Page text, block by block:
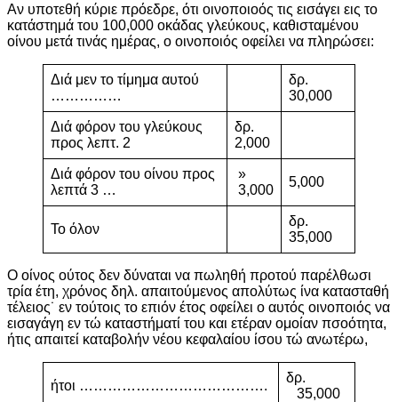
Αν υποτεθή κύριε πρόεδρε, ότι οινοποιοός τις εισάγει εις το
κατάστημά του 100,000 οκάδας γλεύκους, καθισταμένου
οίνου μετά τινάς ημέρας, ο οινοποιός οφείλει να πληρώσει:
Διά μεν το τίμημα αυτού
……………
δρ.
30,000
Διά φόρον του γλεύκους
προς λεπτ. 2
δρ.
2,000
Διά φόρον του οίνου προς
λεπτά 3 …
»
3,000
5,000
Το όλον
δρ.
35,000
Ο οίνος ούτος δεν δύναται να πωληθή προτού παρέλθωσι
τρία έτη, χρόνος δηλ. απαιτούμενος απολύτως ίνα κατασταθή
τέλειος˙ εν τούτοις το επιόν έτος οφείλει ο αυτός οινοποιός να
εισαγάγη εν τώ καταστήματί του και ετέραν ομοίαν πσοότητα,
ήτις απαιτεί καταβολήν νέου κεφαλαίου ίσου τώ ανωτέρω,
ήτοι ………………………………….
δρ.
35,000